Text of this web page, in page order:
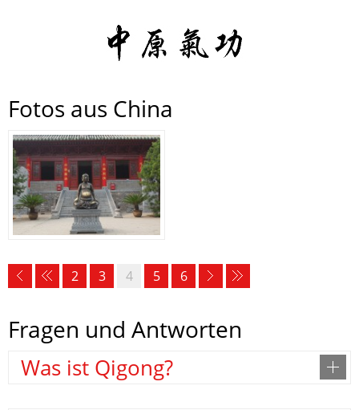
Fotos aus China
2 3 4 5 6
Fragen und Antworten
Was ist Qigong?